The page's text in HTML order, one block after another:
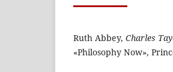
Ruth Abbey, Charles
«Philosophy Now»,